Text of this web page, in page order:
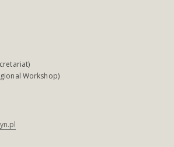
Workshop)